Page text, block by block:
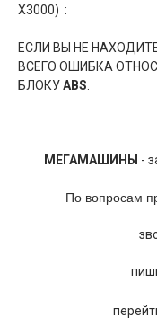
X3000) :
ЕСЛИ ВЫ НЕ
ВСЕГО ОШИБКА
БЛОКУABS
МЕГАМАШИНЫ -
По вопросам